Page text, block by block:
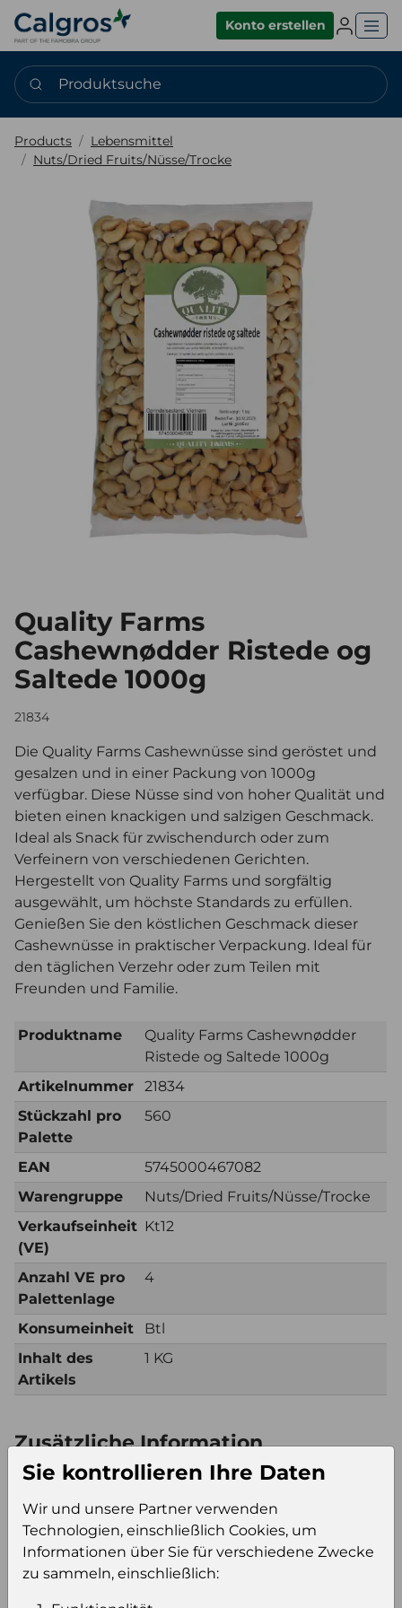
Konto erstellen
Produktsuche
Products
Lebensmittel
Nuts/Dried Fruits/Nüsse/Trocke
Quality Farms
Cashewnødder Ristede og
Saltede 1000g
21834
Die Quality Farms Cashewnüsse sind geröstet und
gesalzen und in einer Packung von 1000g
verfügbar. Diese Nüsse sind von hoher Qualität und
bieten einen knackigen und salzigen Geschmack.
Ideal als Snack für zwischendurch oder zum
Verfeinern von verschiedenen Gerichten.
Hergestellt von Quality Farms und sorgfältig
ausgewählt, um höchste Standards zu erfüllen.
Genießen Sie den köstlichen Geschmack dieser
Cashewnüsse in praktischer Verpackung. Ideal für
den täglichen Verzehr oder zum Teilen mit
Freunden und Familie.
Produktname
Quality Farms Cashewnødder
Ristede og Saltede 1000g
Artikelnummer
21834
Stückzahl pro
Palette
560
EAN
5745000467082
Warengruppe
Nuts/Dried Fruits/Nüsse/Trocke
Verkaufseinheit
(VE)
Kt12
Anzahl VE pro
Palettenlage
4
Konsumeinheit
Btl
Inhalt des
Artikels
1 KG
Zusätzliche Information
Verkaufseinheit Kt12
Verkaufseinheit
pro Palette
46
Sie kontrollieren Ihre Daten
Wir und unsere Partner verwenden
Technologien, einschließlich Cookies, um
Informationen über Sie für verschiedene Zwecke
zu sammeln, einschließlich: